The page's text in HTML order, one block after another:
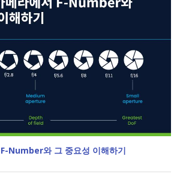
Number와 그 중요성 이해하기